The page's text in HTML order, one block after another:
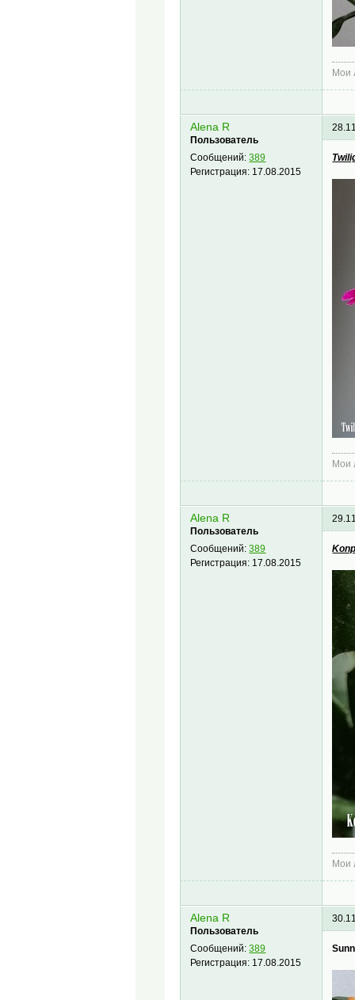
Мои
Alena R
Пользователь
Сообщений:389
Регистрация: 17.08.2015
Мои
Alena R
Пользователь
Сообщений:389
Регистрация: 17.08.2015
Мои
Alena R
Пользователь
Сообщений:389
Регистрация: 17.08.2015